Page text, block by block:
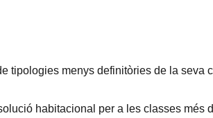
tipologies menys definitòries de la seva
habitacional per a les classes més